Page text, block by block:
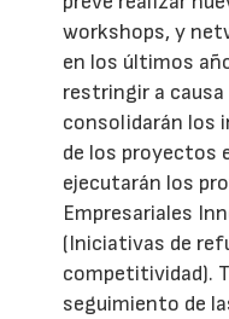
workshops, y
en los últimos
restringir a causa
consolidarán los
de los proyectos
ejecutarán los
Empresariales
(Iniciativas de
competitividad).
seguimiento de